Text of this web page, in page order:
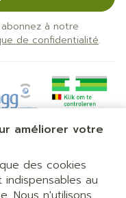
améliorer votre
des cookies
au
à notre
de confidentialité.